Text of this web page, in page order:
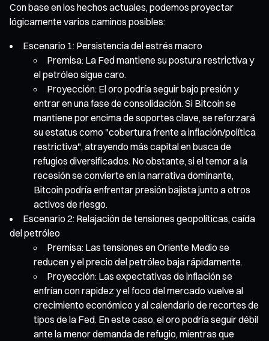
Con base en los hechos actuales, podemos proyectar
lógicamente varios caminos posibles:
Escenario 1: Persistencia del estrés macro
Premisa: La Fed mantiene su postura restrictiva y
el petróleo sigue caro.
Proyección: El oro podría seguir bajo presión y
entrar en una fase de consolidación. Si Bitcoin se
mantiene por encima de soportes clave, se reforzará
su estatus como "cobertura frente a inflación/política
restrictiva", atrayendo más capital en busca de
refugios diversificados. No obstante, si el temor a la
recesión se convierte en la narrativa dominante,
Bitcoin podría enfrentar presión bajista junto a otros
activos de riesgo.
Escenario 2: Relajación de tensiones geopolíticas, caída
del petróleo
Premisa: Las tensiones en Oriente Medio se
reducen y el precio del petróleo baja rápidamente.
Proyección: Las expectativas de inflación se
enfrían con rapidez y el foco del mercado vuelve al
crecimiento económico y al calendario de recortes de
tipos de la Fed. En este caso, el oro podría seguir débil
ante la menor demanda de refugio, mientras que